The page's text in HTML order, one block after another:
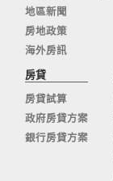
地區新聞
房地政策
海外房訊
房貸
房貸試算
政府房貸方案
銀行房貸方案